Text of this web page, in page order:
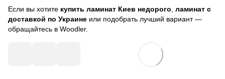
Если вы хотите купить ламинат Киев недорого, ламинат с
доставкой по Украине или подобрать лучший вариант —
обращайтесь в Woodler.